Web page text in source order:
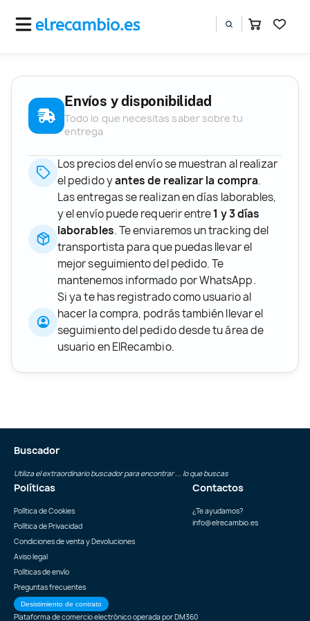
Envíos y disponibilidad
Todo lo que necesitas saber sobre tu
entrega
Los precios del envío se muestran al realizar
el pedido yantes de realizar la compra.
Las entregas se realizan en días laborables,
y el envío puede requerir entre1 y 3 días
laborables. Te enviaremos un tracking del
transportista para que puedas llevar el
mejor seguimiento del pedido. Te
mantenemos informado por WhatsApp.
Si ya te has registrado como usuario al
hacer la compra, podrás también llevar el
seguimiento del pedido desde tu área de
usuario en ElRecambio.
Buscador
Utiliza el extraordinario buscador para encontrar ... lo que buscas
Políticas
Política de Cookies
Política de Privacidad
Condiciones de venta y Devoluciones
Aviso legal
Políticas de envío
Preguntas frecuentes
Desistimiento de contrato
Contactos
¿Te ayudamos?
info@elrecambio.es
Plataforma de comercio electrónico operada porDM360